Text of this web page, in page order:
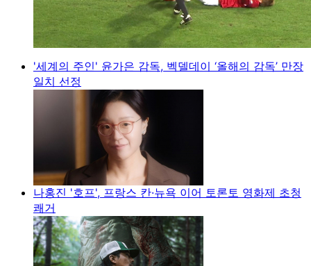
'세계의 주인' 윤가은 감독, 벡델데이 ‘올해의 감독’ 만장
일치 선정
나홍진 '호프', 프랑스 칸·뉴욕 이어 토론토 영화제 초청
쾌거